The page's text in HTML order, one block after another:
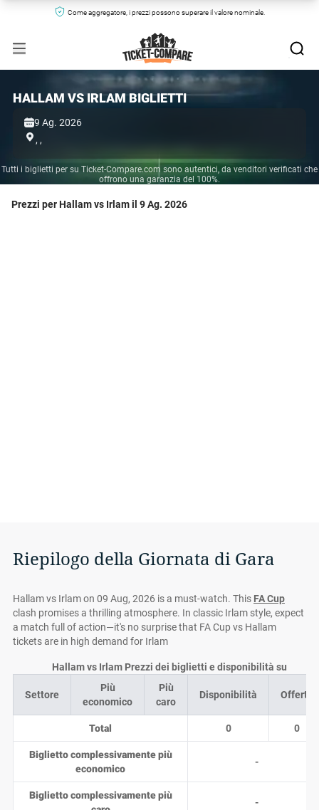
Come aggregatore, i prezzi possono superare il valore nominale.
HALLAM VS IRLAM BIGLIETTI
9 Ag. 2026
, ,
Tutti i biglietti per su Ticket-Compare.com sono autentici, da venditori verificati che
offrono una garanzia del 100%.
Prezzi per Hallam vs Irlam il 9 Ag. 2026
Riepilogo della Giornata di Gara
Hallam vs Irlam on 09 Aug, 2026 is a must-watch. This FA Cup
clash promises a thrilling atmosphere. In classic Irlam style, expect
a match full of action—it's no surprise that FA Cup vs Hallam
tickets are in high demand for Irlam
Settore
Più
economico
Più
caro
Disponibilità Offerte
Total 0 0
Biglietto complessivamente più
economico
-
Biglietto complessivamente più
-
Hallam vs Irlam Prezzi dei biglietti e disponibilità su